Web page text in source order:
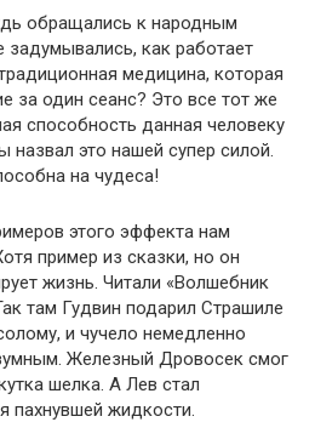
обращались к народным
как работает
медицина, которая
за один сеанс? Это все тот же
способность данная человеку
назвал это нашей супер силой.
на чудеса!
этого эффекта нам
пример из сказки, но он
жизнь. Читали «Волшебник
там Гудвин подарил Страшиле
и чучело немедленно
Железный Дровосек смог
шелка. А Лев стал
пахнувшей жидкости.